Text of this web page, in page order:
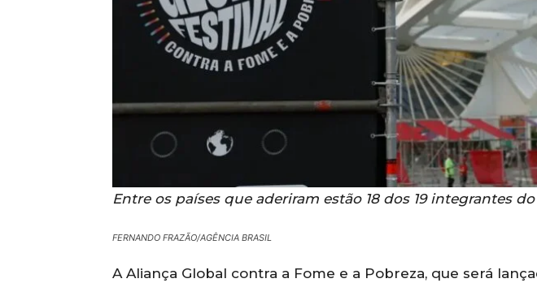
Entre os países que aderiram estão 18 dos 19 integrantes do
FERNANDO FRAZÃO/AGÊNCIA BRASIL
A Aliança Global contra a Fome e a Pobreza, que será